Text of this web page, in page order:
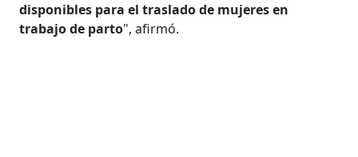
disponibles para el traslado de mujeres en
trabajo de parto", afirmó.